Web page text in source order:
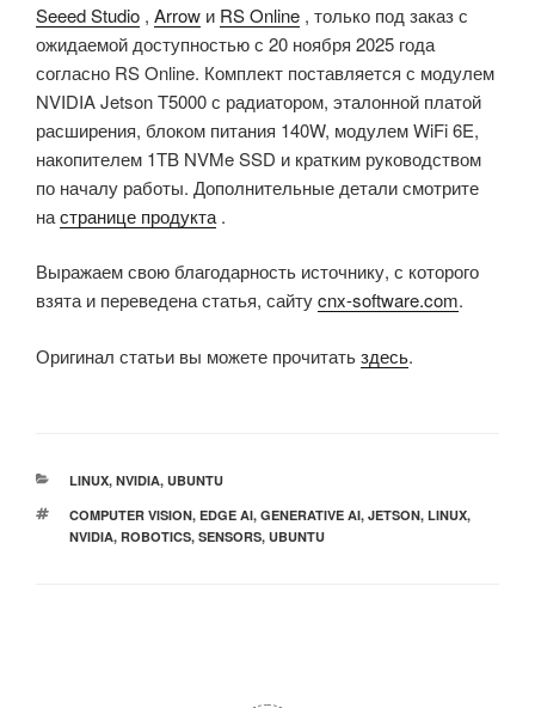
Seeed Studio , Arrow и RS Online , только под заказ с
ожидаемой доступностью с 20 ноября 2025 года
согласно RS Online. Комплект поставляется с модулем
NVIDIA Jetson T5000 с радиатором, эталонной платой
расширения, блоком питания 140W, модулем WiFi 6E,
накопителем 1TB NVMe SSD и кратким руководством
по началу работы. Дополнительные детали смотрите
настранице продукта .
Выражаем свою благодарность источнику, с которого
взята и переведена статья, сайтуcnx-software.com.
Оригинал статьи вы можете прочитатьздесь.
РУБРИКИ
LINUX, NVIDIA, UBUNTU
МЕТКИ
COMPUTER VISION, EDGE AI, GENERATIVE AI, JETSON, LINUX,
NVIDIA, ROBOTICS, SENSORS, UBUNTU